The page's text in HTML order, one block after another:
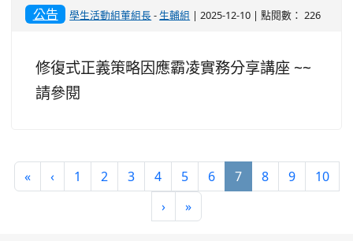
公告 學生活動組董組長-生輔組 | 2025-12-10 | 點閱數： 226
修復式正義策略因應霸凌實務分享講座 ~~
請參閱
« ‹ 1 2 3 4 5 6 7(current)
8 9
10
›
»